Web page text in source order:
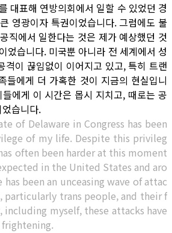
대표해 연방의회에서 일할 수 있었던 경
영광이자 특권이었습니다. 그럼에도 불
직에서 일한다는 것은 제가 예상했던 것
었습니다. 미국뿐 아니라 전 세계에서 성
격이 끊임없이 이어지고 있고, 특히 트랜
들에게 더 가혹한 것이 지금의 현실입니
에게 이 시간은 몹시 지치고, 때로는 공
습니다.
of Delaware in Congress has been
of my life. Despite this privileg
often been harder at this moment
in the United States and aro
been an unceasing wave of attac
particularly trans people, and their f
including myself, these attacks have